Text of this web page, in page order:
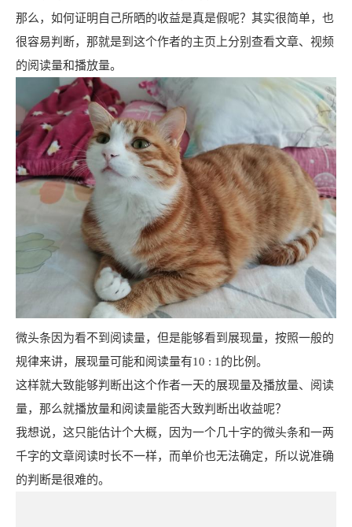
那么，如何证明自己所晒的收益是真是假呢？其实很简单，也
很容易判断，那就是到这个作者的主页上分别查看文章、视频
的阅读量和播放量。
微头条因为看不到阅读量，但是能够看到展现量，按照一般的
规律来讲，展现量可能和阅读量有10 : 1的比例。
这样就大致能够判断出这个作者一天的展现量及播放量、阅读
量，那么就播放量和阅读量能否大致判断出收益呢？
我想说，这只能估计个大概，因为一个几十字的微头条和一两
千字的文章阅读时长不一样，而单价也无法确定，所以说准确
的判断是很难的。